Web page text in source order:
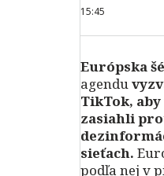
15:45
Európska
agendu
TikTok,
zasiahli
sieťach.
podľa nej v